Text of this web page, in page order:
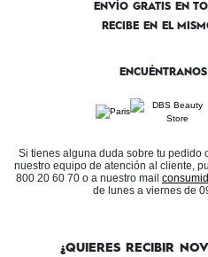
ENVÍO GRATIS EN
RECIBE EN EL
Si tienes alguna duda sobre tu pedido
nuestro equipo de atención al cliente,
800 20 60 70 o a nuestro mail
de lunes a viernes de
¿QUIERES RECIBIR